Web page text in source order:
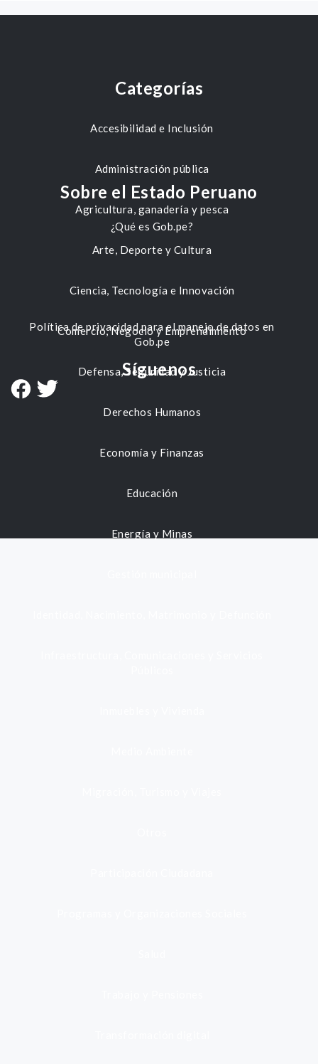
Categorías
Accesibilidad e Inclusión
Administración pública
Agricultura, ganadería y pesca
Arte, Deporte y Cultura
Ciencia, Tecnología e Innovación
Comercio, Negocio y Emprendimiento
Defensa, Seguridad y Justicia
Derechos Humanos
Economía y Finanzas
Educación
Energía y Minas
Sobre el Estado Peruano
¿Qué es Gob.pe?
Política de privacidad para el manejo de datos en
Gob.pe
Síguenos